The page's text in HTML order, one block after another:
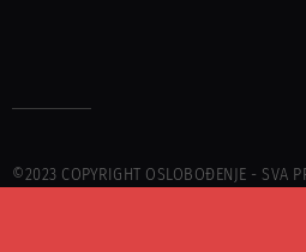
©2023 COPYRIGHT OSLOBOĐENJE - SVA